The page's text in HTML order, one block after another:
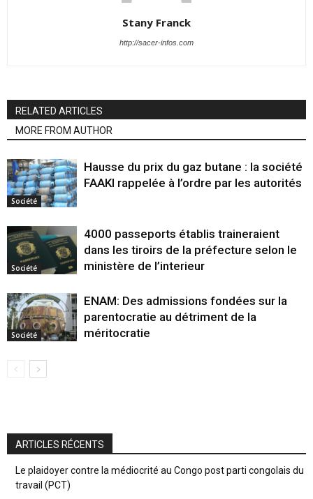
Stany Franck
http://sacer-infos.com
RELATED ARTICLES
MORE FROM AUTHOR
Société
Hausse du prix du gaz butane : la société
FAAKI rappelée à l’ordre par les autorités
Société
4000 passeports établis traineraient
dans les tiroirs de la préfecture selon le
ministère de l’interieur
Société
ENAM: Des admissions fondées sur la
parentocratie au détriment de la
méritocratie
ARTICLES RÉCENTS
Le plaidoyer contre la médiocrité au Congo post parti congolais du
travail (PCT)